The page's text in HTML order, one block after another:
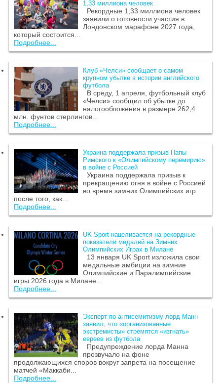
1,33 миллиона человек
Рекордные 1,33 миллиона человек
заявили о готовности участия в
Лондонском марафоне 2027 года,
который состоится...
Подробнее...
Клуб «Челси» сообщает о самом
крупном убытке в истории английского
футбола
В среду, 1 апреля, футбольный клуб
«Челси» сообщил об убытке до
налогообложения в размере 262,4
млн. фунтов стерлингов...
Подробнее...
Украина поддержала призыв Папы
Римского к «Олимпийскому перемирию»
в войне с Россией
Украина поддержала призыв к
прекращению огня в войне с Россией
во время зимних Олимпийских игр
после того, как...
Подробнее...
UK Sport нацеливается на рекордные
показатели медалей на Зимних
Олимпийских Играх в Милане
13 января UK Sport изложила свои
медальные амбиции на зимние
Олимпийские и Паралимпийские
игры 2026 года в Милане...
Подробнее...
Эксперт по антисемитизму лорд Манн
заявил, что «организованные
экстремисты» стремятся «изгнать»
евреев из футбола
Предупреждение лорда Манна
прозвучало на фоне
продолжающихся споров вокруг запрета на посещение
матчей «Маккаби...
Подробнее...